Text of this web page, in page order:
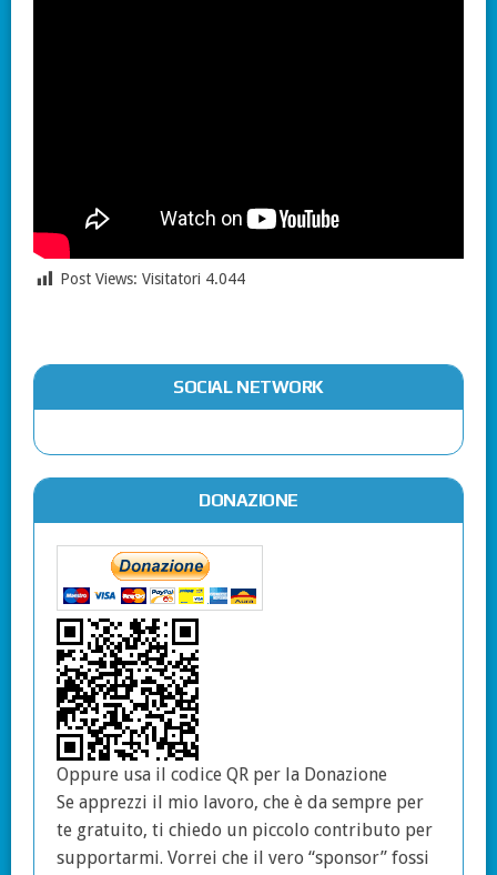
Post Views: Visitatori 4.044
SOCIAL NETWORK
DONAZIONE
Oppure usa il codice QR per la Donazione
Se apprezzi il mio lavoro, che è da sempre per
te gratuito, ti chiedo un piccolo contributo per
supportarmi. Vorrei che il vero “sponsor” fossi